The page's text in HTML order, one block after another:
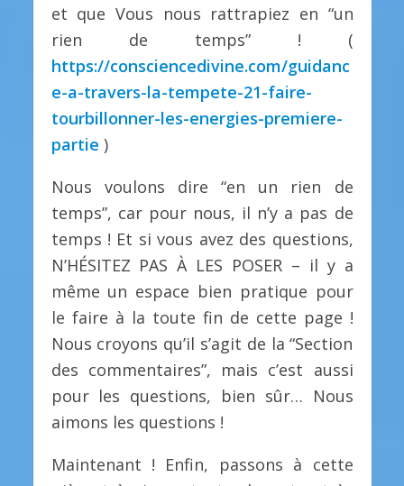
et que Vous nous rattrapiez en “un
rien de temps” ! (
https://consciencedivine.com/guidanc
e-a-travers-la-tempete-21-faire-
tourbillonner-les-energies-premiere-
partie )
Nous voulons dire “en un rien de
temps”, car pour nous, il n’y a pas de
temps ! Et si vous avez des questions,
N’HÉSITEZ PAS À LES POSER – il y a
même un espace bien pratique pour
le faire à la toute fin de cette page !
Nous croyons qu’il s’agit de la “Section
des commentaires”, mais c’est aussi
pour les questions, bien sûr… Nous
aimons les questions !
Maintenant ! Enfin, passons à cette